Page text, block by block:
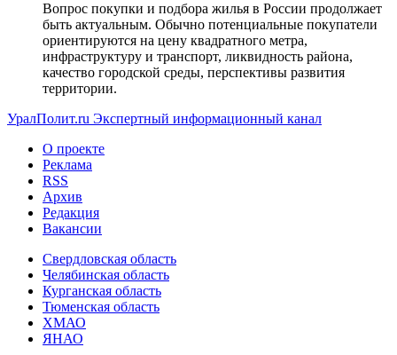
Вопрос покупки и подбора жилья в России продолжает
быть актуальным. Обычно потенциальные покупатели
ориентируются на цену квадратного метра,
инфраструктуру и транспорт, ликвидность района,
качество городской среды, перспективы развития
территории.
УралПолит.ru Экспертный информационный канал
О проекте
Реклама
RSS
Архив
Редакция
Вакансии
Свердловская область
Челябинская область
Курганская область
Тюменская область
ХМАО
ЯНАО